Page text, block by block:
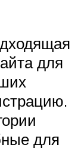
для
для